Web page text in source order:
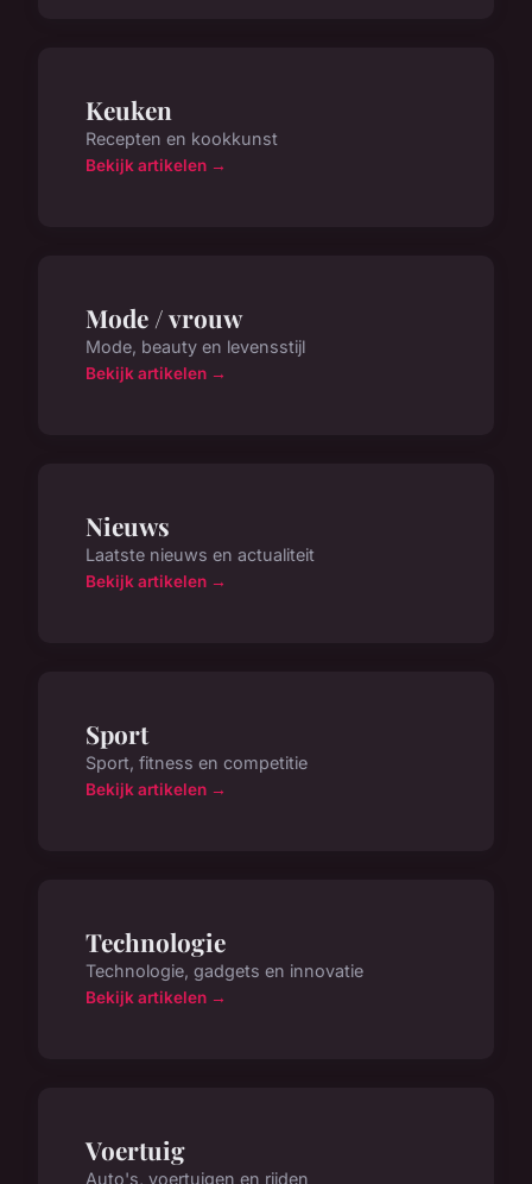
Keuken
Recepten en kookkunst
Bekijk artikelen →
Mode / vrouw
Mode, beauty en levensstijl
Bekijk artikelen →
Nieuws
Laatste nieuws en actualiteit
Bekijk artikelen →
Sport
Sport, fitness en competitie
Bekijk artikelen →
Technologie
Technologie, gadgets en innovatie
Bekijk artikelen →
Voertuig
Auto's, voertuigen en rijden